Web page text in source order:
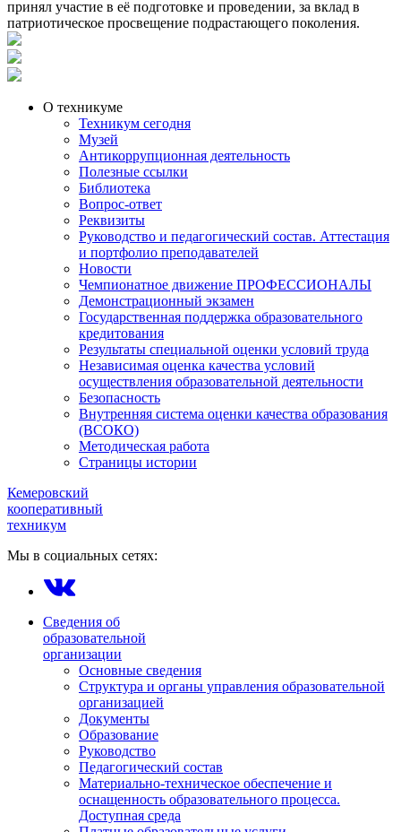
принял участие в её подготовке и проведении, за вклад в
патриотическое просвещение подрастающего поколения.
О техникуме
Техникум сегодня
Музей
Антикоррупционная деятельность
Полезные ссылки
Библиотека
Вопрос-ответ
Реквизиты
Руководство и педагогический состав. Аттестация
и портфолио преподавателей
Новости
Чемпионатное движение ПРОФЕССИОНАЛЫ
Демонстрационный экзамен
Государственная поддержка образовательного
кредитования
Результаты специальной оценки условий труда
Независимая оценка качества условий
осуществления образовательной деятельности
Безопасность
Внутренняя система оценки качества образования
(ВСОКО)
Методическая работа
Страницы истории
Кемеровский
кооперативный
техникум
Мы в социальных сетях:
Сведения об
образовательной
организации
Основные сведения
Структура и органы управления образовательной
организацией
Документы
Образование
Руководство
Педагогический состав
Материально-техническое обеспечение и
оснащенность образовательного процесса.
Доступная среда